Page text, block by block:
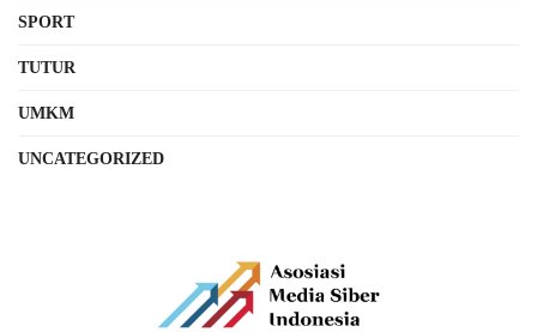
SPORT
TUTUR
UMKM
UNCATEGORIZED